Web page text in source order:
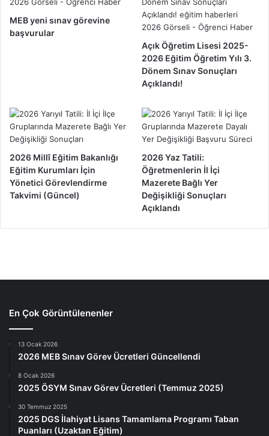
MEB yeni sınav görevine
başvurular
Açık Öğretim Lisesi 2025-
2026 Eğitim Öğretim Yılı 3.
Dönem Sınav Sonuçları
Açıklandı!
2026 Millî Eğitim Bakanlığı
Eğitim Kurumları İçin
Yönetici Görevlendirme
Takvimi (Güncel)
2026 Yaz Tatili:
Öğretmenlerin İl İçi
Mazerete Bağlı Yer
Değişikliği Sonuçları
Açıklandı
En Çok Görüntülenenler
13 Ocak 2026
2026 MEB Sınav Görev Ücretleri Güncellendi
8 Ocak 2026
2025 ÖSYM Sınav Görev Ücretleri (Temmuz 2025)
30 Temmuz 2025
2025 DGS İlahiyat Lisans Tamamlama Programı Taban
Puanları (Uzaktan Eğitim)